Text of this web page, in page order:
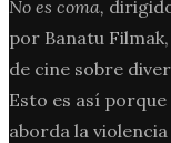
No es coma,
por Banatu
de cine sobre
Esto es así
aborda la